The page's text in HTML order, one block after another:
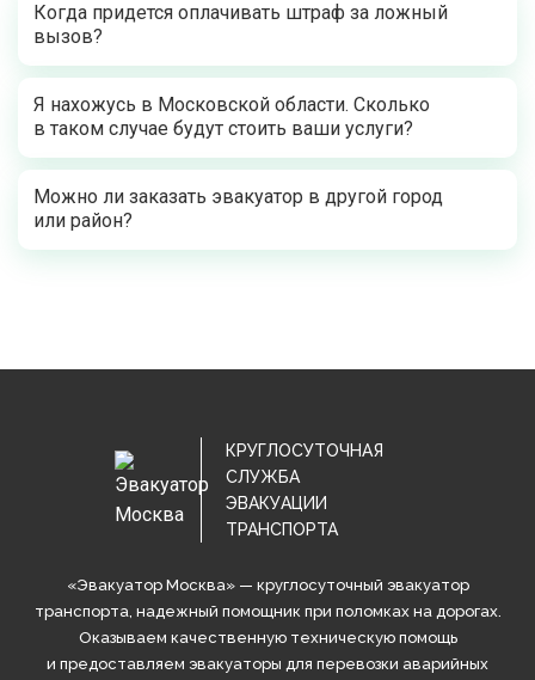
Когда придется оплачивать штраф за ложный
вызов?
Я нахожусь в Московской области. Сколько
в таком случае будут стоить ваши услуги?
Можно ли заказать эвакуатор в другой город
или район?
КРУГЛОСУТОЧНАЯ
СЛУЖБА
ЭВАКУАЦИИ
ТРАНСПОРТА
«Эвакуатор Москва» — круглосуточный эвакуатор
транспорта, надежный помощник при поломках на дорогах.
Оказываем качественную техническую помощь
и предоставляем эвакуаторы для перевозки аварийных